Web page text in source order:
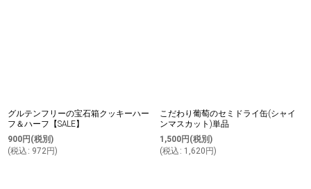
グルテンフリーの宝石箱クッキーハー
フ＆ハーフ【SALE】
900円 (税別)
(税込 : 972円)
こだわり葡萄のセミドライ缶(シャイ
ンマスカット)単品
1,500円 (税別)
(税込 : 1,620 円)